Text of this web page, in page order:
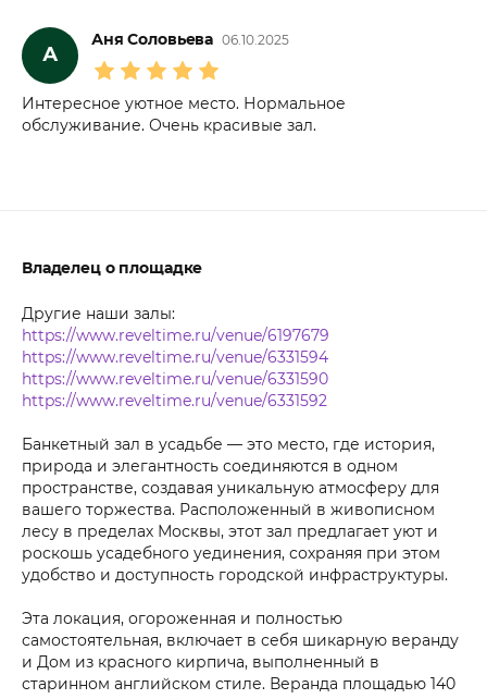
А
Аня Соловьева 06.10.2025
Интересное уютное место. Нормальное
обслуживание. Очень красивые зал.
Владелец о площадке
Другие наши залы:
https://www.reveltime.ru/venue/6197679
https://www.reveltime.ru/venue/6331594
https://www.reveltime.ru/venue/6331590
https://www.reveltime.ru/venue/6331592
Банкетный зал в усадьбе — это место, где история,
природа и элегантность соединяются в одном
пространстве, создавая уникальную атмосферу для
вашего торжества. Расположенный в живописном
лесу в пределах Москвы, этот зал предлагает уют и
роскошь усадебного уединения, сохраняя при этом
удобство и доступность городской инфраструктуры.
Эта локация, огороженная и полностью
самостоятельная, включает в себя шикарную веранду
и Дом из красного кирпича, выполненный в
старинном английском стиле. Веранда площадью 140